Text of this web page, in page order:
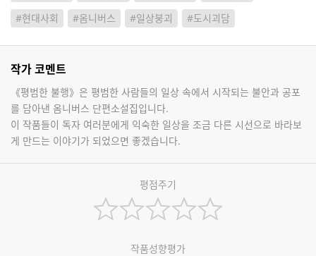
#현대사회
#옴니버스 #일상붕괴 #도시괴담
작가 코멘트
《평범한 불행》은 평범한 사람들의 일상 속에서 시작되는 불안과 공포
를 담아낸 옴니버스 단편소설집입니다.
이 작품들이 독자 여러분에게 익숙한 일상을 조금 다른 시선으로 바라보
게 만드는 이야기가 되었으면 좋겠습니다.
평점주기
작품성향평가